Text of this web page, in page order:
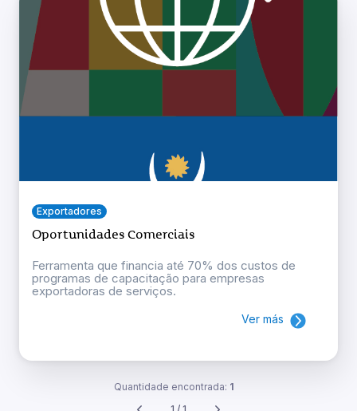
Exportadores
Oportunidades Comerciais
Ferramenta que financia até 70% dos custos de
programas de capacitação para empresas
exportadoras de serviços.
Ver más
Quantidade encontrada: 1